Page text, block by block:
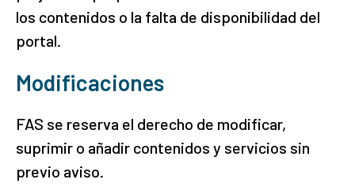
los contenidos o la falta de disponibilidad del
portal.
Modificaciones
FAS se reserva el derecho de modificar,
suprimir o añadir contenidos y servicios sin
previo aviso.